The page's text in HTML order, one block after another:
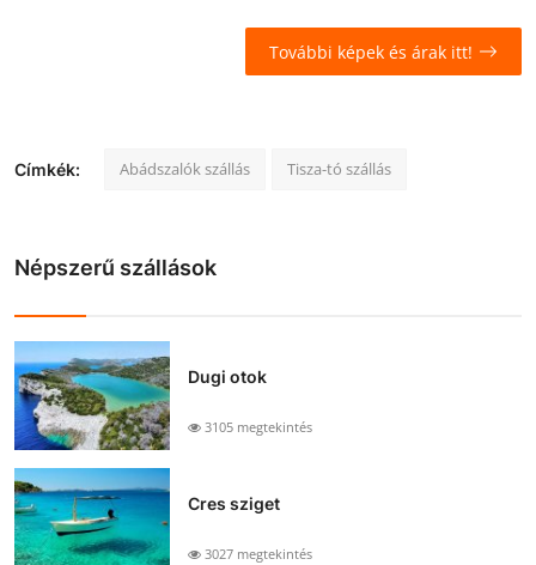
További képek és árak itt!
Címkék: Abádszalók szállás Tisza-tó szállás
Népszerű szállások
Dugi otok
3105 megtekintés
Cres sziget
3027 megtekintés